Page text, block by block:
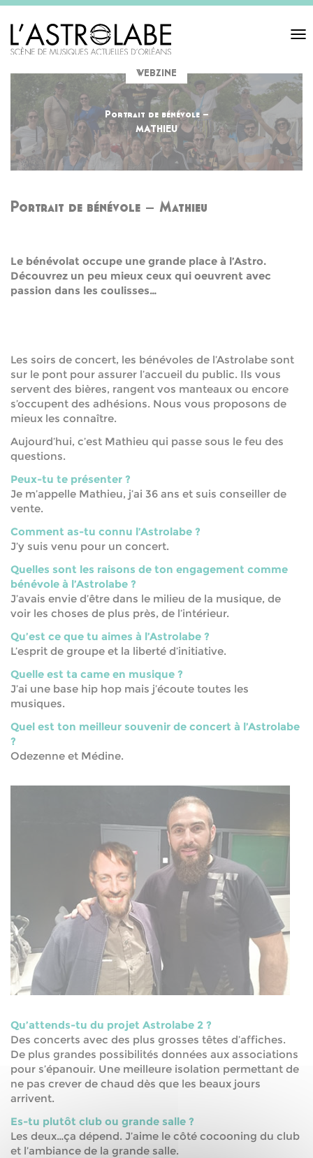
Toggle
WEBZINE
Portrait de bénévole –
MATHIEU
Portrait de bénévole – Mathieu
Le bénévolat occupe une grande place à l’Astro.
Découvrez un peu mieux ceux qui oeuvrent avec
passion dans les coulisses…
Les soirs de concert, les bénévoles de l’Astrolabe sont
sur le pont pour assurer l’accueil du public. Ils vous
servent des bières, rangent vos manteaux ou encore
s’occupent des adhésions. Nous vous proposons de
mieux les connaître.
Aujourd’hui, c’est Mathieu qui passe sous le feu des
questions.
Peux-tu te présenter ?
Je m’appelle Mathieu, j’ai 36 ans et suis conseiller de
vente.
Comment as-tu connu l’Astrolabe ?
J’y suis venu pour un concert.
Quelles sont les raisons de ton engagement comme
bénévole à l’Astrolabe ?
J’avais envie d’être dans le milieu de la musique, de
voir les choses de plus près, de l’intérieur.
Qu’est ce que tu aimes à l’Astrolabe ?
L’esprit de groupe et la liberté d’initiative.
Quelle est ta came en musique ?
J’ai une base hip hop mais j’écoute toutes les
musiques.
Quel est ton meilleur souvenir de concert à l’Astrolabe
?
Odezenne et Médine.
Qu’attends-tu du projet Astrolabe 2 ?
Des concerts avec des plus grosses têtes d’affiches.
De plus grandes possibilités données aux associations
pour s’épanouir. Une meilleure isolation permettant de
ne pas crever de chaud dès que les beaux jours
arrivent.
Es-tu plutôt club ou grande salle ?
Les deux…ça dépend. J’aime le côté cocooning du club
et l’ambiance de la grande salle.